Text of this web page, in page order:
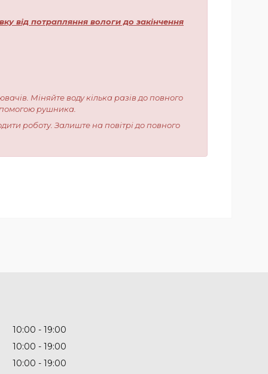
від потрапляння вологи до закінчення
Міняйте воду кілька разів до повного
рушника.
роботу. Залиште на повітрі до повного
10:00
19:00
10:00
19:00
10:00
19:00